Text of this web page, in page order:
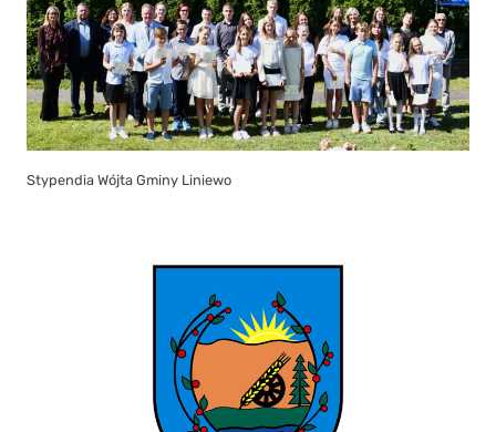
Spektakl teatru „Maska” z Krakowa odwołany